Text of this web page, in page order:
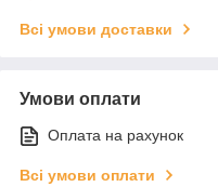
Всі умови доставки
Умови оплати
Оплата на рахунок
Всі умови оплати